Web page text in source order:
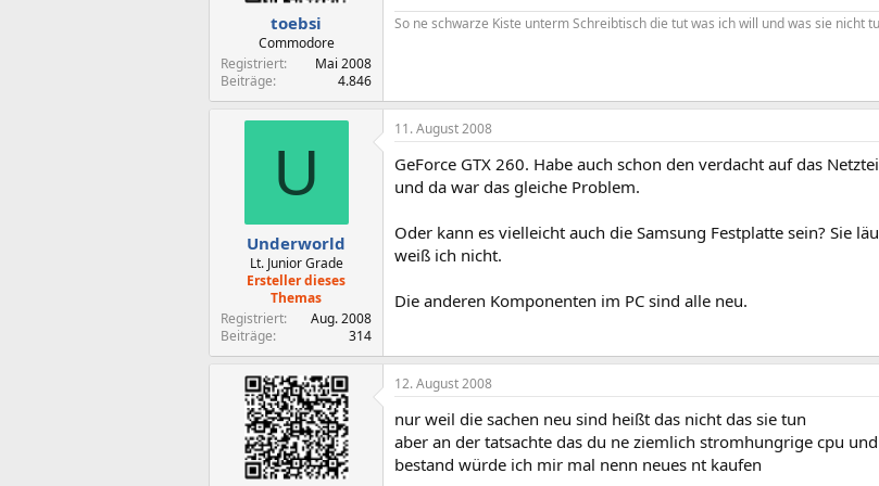
toebsi
Commodore
Registriert
Mai 2008
Beiträge
4.846
So ne schwarze Kiste unterm Schreibtisch die tut was ich will und was sie nicht
U
Underworld
Lt. Junior Grade
Ersteller dieses
Themas
Registriert
Aug. 2008
Beiträge
314
11. August 2008
GeForce GTX 260. Habe auch schon den verdacht auf das
und da war das gleiche Problem.
Oder kann es vielleicht auch die Samsung Festplatte sein? Sie
weiß ich nicht.
Die anderen Komponenten im PC sind alle neu.
12. August 2008
nur weil die sachen neu sind heißt das nicht das sie tun
aber an der tatsachte das du ne ziemlich stromhungrige cpu
bestand würde ich mir mal nenn neues nt kaufen